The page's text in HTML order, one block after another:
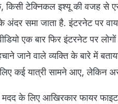
किसी टेक्निकल इश्यू की वजह से
समा जाता है. इंटरनेट पर
एक बार फिर इंटरनेट पर
जाने वाले व्यक्ति के बारे में
कई यात्री सामने आए, लेकिन
के लिए आखिरकार फायर